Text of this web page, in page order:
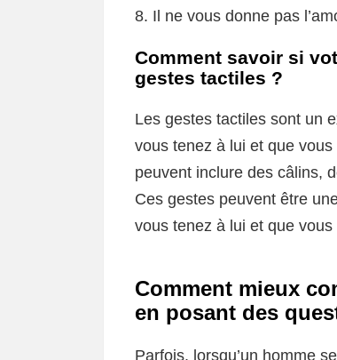
8. Il ne vous donne pas
Comment savoir si
gestes tactiles ?
Les gestes tactiles sont un
vous tenez à lui et que
peuvent inclure des câlins,
Ces gestes peuvent être
vous tenez à lui et que
Comment mieux
en posant des
Parfois, lorsqu’un homme